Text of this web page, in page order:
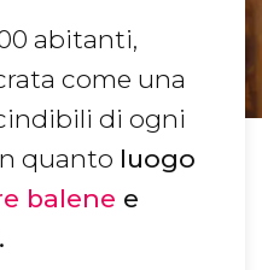
abitanti,
come una
di ogni
quanto luogo
balene e